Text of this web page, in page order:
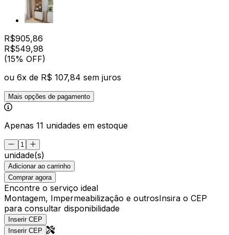
R$905,86
R$549,98
(15% OFF)
ou 6x de R$ 107,84 sem juros
Mais opções de pagamento
Apenas 11 unidades em estoque
unidade(s)
Adicionar ao carrinho
Comprar agora
Encontre o serviço ideal
Montagem, Impermeabilização e outrosInsira o CEP
para consultar disponibilidade
Inserir CEP
Inserir CEP